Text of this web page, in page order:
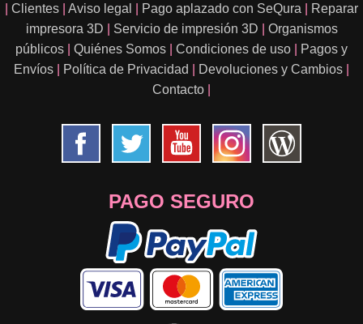
Clientes Aviso legal Pago aplazado con SeQura
Reparar
impresora 3D
Servicio de impresión 3D
Organismos
públicos
Quiénes Somos Condiciones de uso
Pagos y
Envíos
Política de Privacidad Devoluciones y Cambios
Contacto
PAGO SEGURO